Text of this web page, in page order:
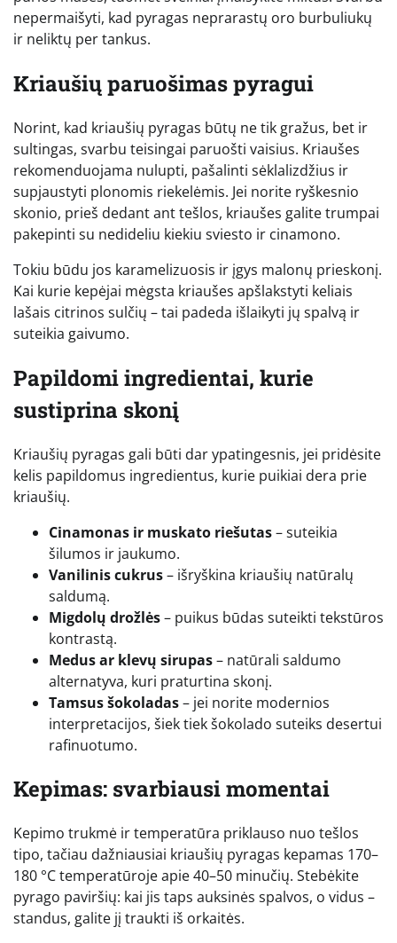
nepermaišyti, kad pyragas neprarastų oro burbuliukų
ir neliktų per tankus.
Kriaušių paruošimas pyragui
Norint, kad kriaušių pyragas būtų ne tik gražus, bet ir
sultingas, svarbu teisingai paruošti vaisius. Kriaušes
rekomenduojama nulupti, pašalinti sėklalizdžius ir
supjaustyti plonomis riekelėmis. Jei norite ryškesnio
skonio, prieš dedant ant tešlos, kriaušes galite trumpai
pakepinti su nedideliu kiekiu sviesto ir cinamono.
Tokiu būdu jos karamelizuosis ir įgys malonų prieskonį.
Kai kurie kepėjai mėgsta kriaušes apšlakstyti keliais
lašais citrinos sulčių – tai padeda išlaikyti jų spalvą ir
suteikia gaivumo.
Papildomi ingredientai, kurie
sustiprina skonį
Kriaušių pyragas gali būti dar ypatingesnis, jei pridėsite
kelis papildomus ingredientus, kurie puikiai dera prie
kriaušių.
Cinamonas ir muskato riešutas– suteikia
šilumos ir jaukumo.
Vanilinis cukrus– išryškina kriaušių natūralų
saldumą.
Migdolų drožlės– puikus būdas suteikti tekstūros
kontrastą.
Medus ar klevų sirupas– natūrali saldumo
alternatyva, kuri praturtina skonį.
Tamsus šokoladas– jei norite modernios
interpretacijos, šiek tiek šokolado suteiks desertui
rafinuotumo.
Kepimas: svarbiausi momentai
Kepimo trukmė ir temperatūra priklauso nuo tešlos
tipo, tačiau dažniausiai kriaušių pyragas kepamas 170–
180 °C temperatūroje apie 40–50 minučių. Stebėkite
pyrago paviršių: kai jis taps auksinės spalvos, o vidus –
standus, galite jį traukti iš orkaitės.